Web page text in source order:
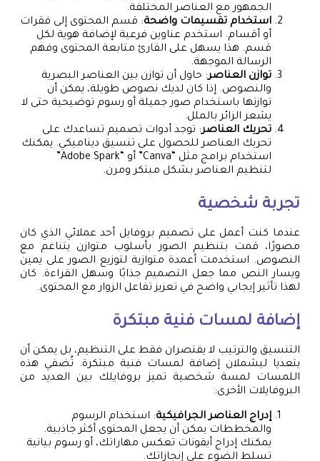
الجمهور مع العناصر المختلفة.
استخدام تقسيمات واضحة: قسم المحتوى إلى فقرات
أو أقسام. استخدم عناوين فرعية لإضافة هوية لكل
قسم. هذا يسهل على القارئ متابعة المحتوى وفهم
الرسالة الموجهة.
توازن العناصر: حاول أن توازن بين العناصر البصرية
والنصوص. إذا كان لديك نصوص طويلة، يمكن أن
توازنها باستخدام صور جميلة أو رسوم توضيحية حتى لا
يشعر الزائر بالملل.
تحريك العناصر: توجد أدوات تصميم تساعدك على
تحريك العناصر للحصول على تنسيق ديناميكي. يمكنك
استخدام برامج مثل “Canva” أو “Adobe Spark”
لتنظيم العناصر بشكل مبتكر ومرن.
تجربة شخصية
عندما كنت أعمل على تصميم بروفايل أحد عملائي الذي كان
مصورًا، قمت بتنظيم الصور بأسلوب متوازن يتناغم مع
النصوص. استخدمت أعمدة متوازية لتوزيع الصور على يمين
ويسار النص مما جعل التصميم جذابًا وسهل القراءة. كان
لهذا تأثير إيجابي واضح في تعزيز تفاعل الزوار مع المحتوى.
إضافة لمسات فنية مبتكرة
التنسيق والترتيب لا يقتصران فقط على التنظيم، بل يمكن أن
يتعديا ليشملان إضافة لمسات فنية مبتكرة. تُضفي هذه
اللمسات لمسة شخصية تميز بروفايلك بين العديد من
البروفايلات الأخرى:
إدراج العناصر الجرافيكية: استخدام الرسوم
والمخططات يمكن أن يجعل المحتوى أكثر جاذبية.
يمكنك إدراج أيقونات تعكس مهاراتك، أو رسوم بيانية
تسلط الضوء على إنجازاتك.